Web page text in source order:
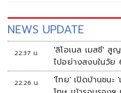
NEWS UPDATE
22:37 น.
'ลิโอเนล เมสซี' สู
ไปอย่างสงบในวัย
22:26 น.
'ไทย' เปิดบ้านชน